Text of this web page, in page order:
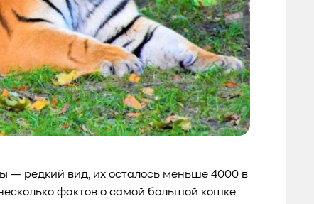
— редкий вид, их осталось меньше 4000 в
фактов о самой большой кошке